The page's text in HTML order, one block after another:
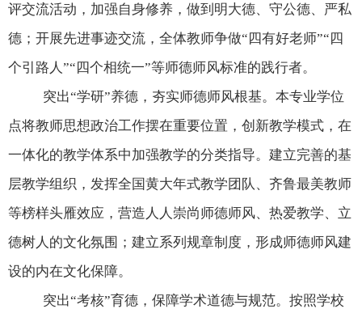
评交流活动，加强自身修养，做到明大德、守公德、严私
德；开展先进事迹交流，全体教师争做“四有好老师”“四
个引路人”“四个相统一”等师德师风标准的践行者。
突出“学研”养德，夯实师德师风根基。本专业学位
点将教师思想政治工作摆在重要位置，创新教学模式，在
一体化的教学体系中加强教学的分类指导。建立完善的基
层教学组织，发挥全国黄大年式教学团队、齐鲁最美教师
等榜样头雁效应，营造人人崇尚师德师风、热爱教学、立
德树人的文化氛围；建立系列规章制度，形成师德师风建
设的内在文化保障。
突出“考核”育德，保障学术道德与规范。按照学校